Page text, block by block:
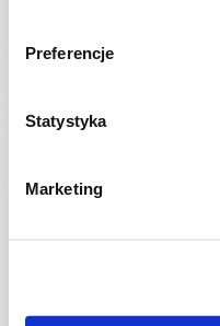
Preferencje
Statystyka
Marketing